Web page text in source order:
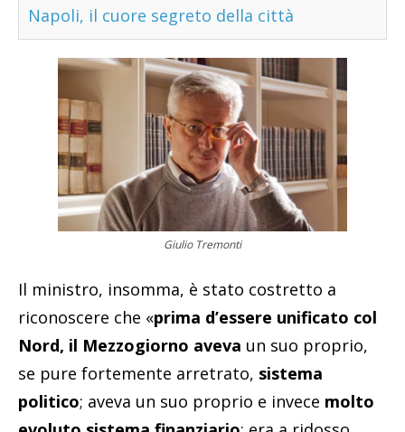
Napoli, il cuore segreto della città
Giulio Tremonti
Il ministro, insomma, è stato costretto a
riconoscere che «prima d’essere unificato col
Nord, il Mezzogiorno aveva un suo proprio,
se pure fortemente arretrato, sistema
politico; aveva un suo proprio e invece molto